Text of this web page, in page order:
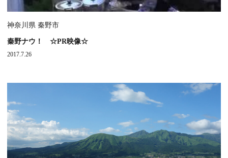
神奈川県 秦野市
秦野ナウ！ ☆PR映像☆
2017.7.26